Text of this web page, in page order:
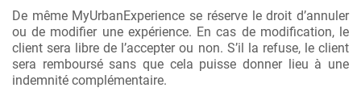
De même MyUrbanExperience se réserve le droit d’annuler
ou de modifier une expérience. En cas de modification, le
client sera libre de l’accepter ou non. S’il la refuse, le client
sera remboursé sans que cela puisse donner lieu à une
indemnité complémentaire.